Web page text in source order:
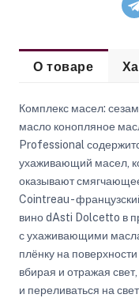
О товаре
Комплекс масел:
масло конопляное
Professional
ухаживающий масел,
оказывают
Cointreau -
вино dAsti Dolcetto в
с ухаживающими
плёнку на
вбирая и отражая
и переливаться на